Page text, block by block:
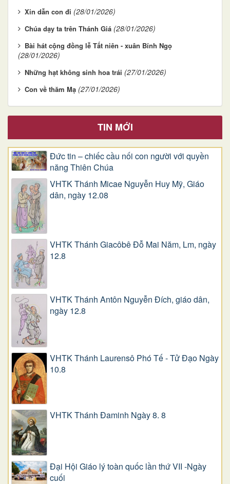
Xin dẫn con đi (28/01/2026)
Chúa dạy ta trên Thánh Giá (28/01/2026)
Bài hát cộng đồng lễ Tất niên - xuân Bính Ngọ
(28/01/2026)
Những hạt không sinh hoa trái (27/01/2026)
Con về thăm Mạ (27/01/2026)
TIN MỚI
Đức tin – chiếc cầu nối con người với quyền
năng Thiên Chúa
VHTK Thánh Micae Nguyễn Huy Mỹ, Giáo
dân, ngày 12.08
VHTK Thánh Giacôbê Ðỗ Mai Năm, Lm, ngày
12.8
VHTK Thánh Antôn Nguyễn Ðích, giáo dân,
ngày 12.8
VHTK Thánh Laurensô Phó Tế - Tử Đạo Ngày
10.8
VHTK Thánh Đaminh Ngày 8. 8
Đại Hội Giáo lý toàn quốc lần thứ VII -Ngày
cuối